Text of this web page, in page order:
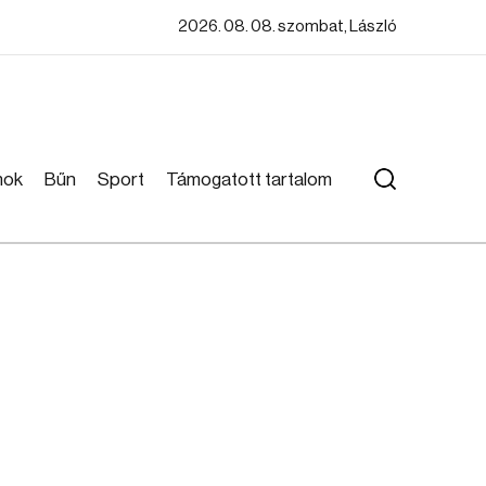
2026. 08. 08. szombat, László
Bűn Sport Támogatott tartalom